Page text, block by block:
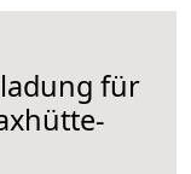
für